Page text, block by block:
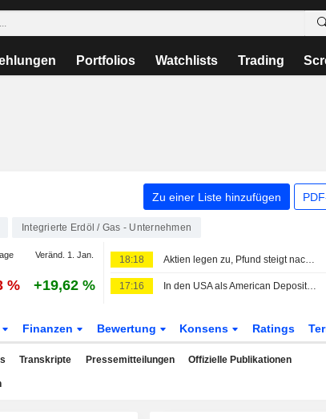
Portfolios Watchlists Trading
Zu einer Liste hinzufügen
Integrierte Erdöl / Gas - Unternehmen
Veränd. 1. Jan.
% +19,62 %
18:18 Aktien legen zu, Pfund steigt nach überraschendem Rückgang der US-Beschäftigung
17:16 In den USA als American Depositary Receipts gehandelte europäische Aktien legen im Handel am Freitag zu
Finanzen Bewertung Konsens Ratings
Transkripte Pressemitteilungen Offizielle Publikationen